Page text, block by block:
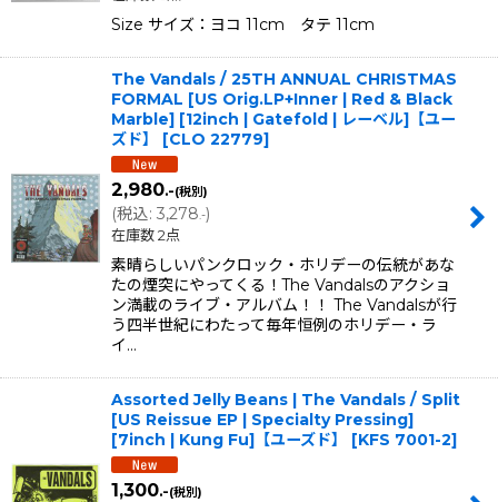
Size サイズ：ヨコ 11cm タテ 11cm
The Vandals / 25TH ANNUAL CHRISTMAS
FORMAL [US Orig.LP+Inner | Red & Black
Marble] [12inch | Gatefold | レーベル]【ユー
ズド】
[CLO 22779]
2,980.-(税別)
(税込: 3,278.-)
在庫数 2点
素晴らしいパンクロック・ホリデーの伝統があな
たの煙突にやってくる！The Vandalsのアクショ
ン満載のライブ・アルバム！！ The Vandalsが行
う四半世紀にわたって毎年恒例のホリデー・ラ
イ…
Assorted Jelly Beans | The Vandals / Split
[US Reissue EP | Specialty Pressing]
[7inch | Kung Fu]【ユーズド】
[KFS 7001-2]
1,300.-(税別)